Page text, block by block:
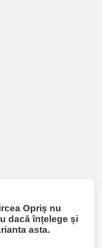
Opriș nu
dacă înțelege și
asta.